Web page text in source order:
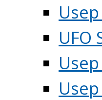
UFO